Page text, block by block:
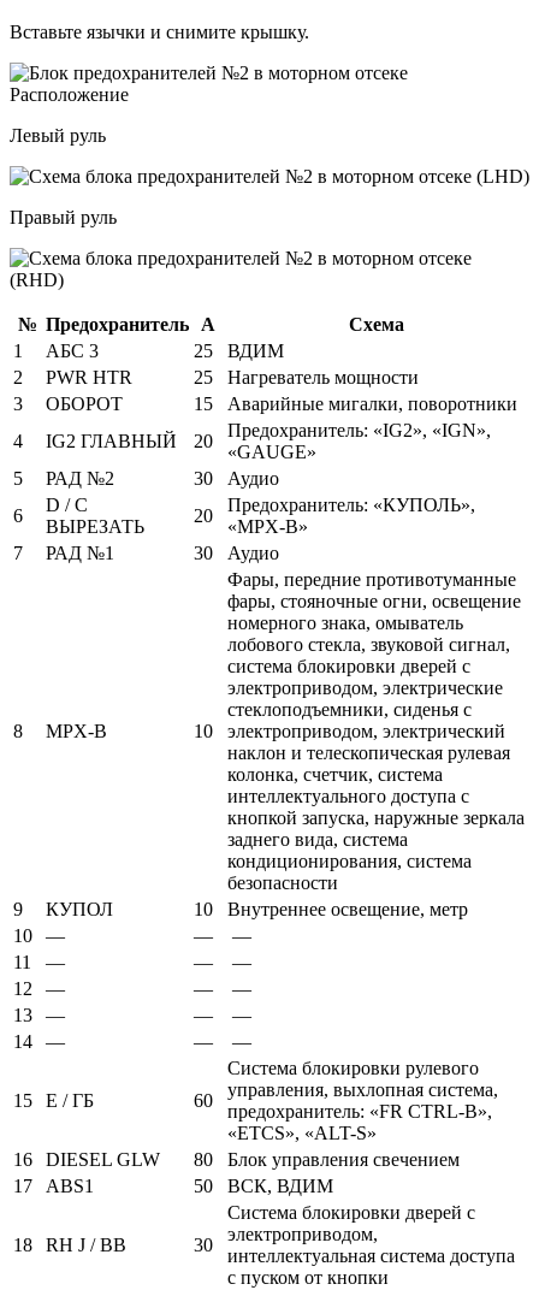
Вставьте язычки и снимите крышку.
Левый руль
Правый руль
№ Предохранитель А
Схема
1
АБС 3 25
ВДИМ
2
PWR HTR 25
Нагреватель мощности
3
ОБОРОТ 15
Аварийные мигалки, поворотники
4
IG2 ГЛАВНЫЙ 20
Предохранитель: «IG2», «IGN»,
«GAUGE»
5
РАД №2 30
Аудио
6
D / C
ВЫРЕЗАТЬ
20
Предохранитель: «КУПОЛЬ»,
«MPX-B»
7
РАД №1 30 Аудио
8 MPX-B 10
Фары, передние противотуманные
фары, стояночные огни, освещение
номерного знака, омыватель
лобового стекла, звуковой сигнал,
система блокировки дверей с
электроприводом, электрические
стеклоподъемники, сиденья с
электроприводом, электрический
наклон и телескопическая рулевая
колонка, счетчик, система
интеллектуального доступа с
кнопкой запуска, наружные зеркала
заднего вида, система
кондиционирования, система
безопасности
9
КУПОЛ 10
Внутреннее освещение, метр
10
— —
—
11
— —
—
12
— —
—
13
— —
—
14
— — —
15 E / ГБ 60
Система блокировки рулевого
управления, выхлопная система,
предохранитель: «FR CTRL-B»,
«ETCS», «ALT-S»
16
DIESEL GLW 80
Блок управления свечением
17
ABS1 50 ВСК, ВДИМ
18 RH J / BB 30
Система блокировки дверей с
электроприводом,
интеллектуальная система доступа
с пуском от кнопки